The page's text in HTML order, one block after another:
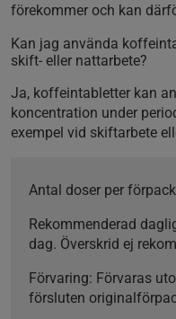
förekommer och kan
Kan jag använda
skift- eller nattarbete?
Ja, koffeintabletter kan
koncentration under
exempel vid skiftarbete
Antal doser per
Rekommenderad
dag. Överskrid ej
Förvaring: Förvaras
försluten